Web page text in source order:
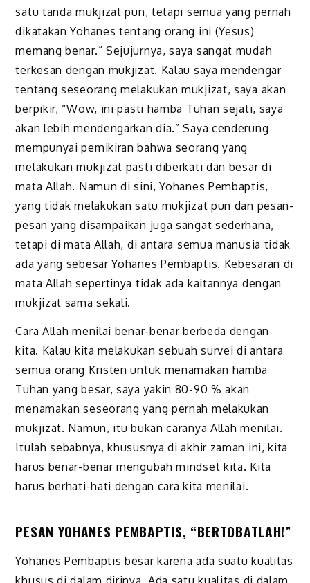
satu tanda mukjizat pun, tetapi semua yang pernah
dikatakan Yohanes tentang orang ini (Yesus)
memang benar.” Sejujurnya, saya sangat mudah
terkesan dengan mukjizat. Kalau saya mendengar
tentang seseorang melakukan mukjizat, saya akan
berpikir, “Wow, ini pasti hamba Tuhan sejati, saya
akan lebih mendengarkan dia.” Saya cenderung
mempunyai pemikiran bahwa seorang yang
melakukan mukjizat pasti diberkati dan besar di
mata Allah. Namun di sini, Yohanes Pembaptis,
yang tidak melakukan satu mukjizat pun dan pesan-
pesan yang disampaikan juga sangat sederhana,
tetapi di mata Allah, di antara semua manusia tidak
ada yang sebesar Yohanes Pembaptis. Kebesaran di
mata Allah sepertinya tidak ada kaitannya dengan
mukjizat sama sekali.
Cara Allah menilai benar-benar berbeda dengan
kita. Kalau kita melakukan sebuah survei di antara
semua orang Kristen untuk menamakan hamba
Tuhan yang besar, saya yakin 80-90 % akan
menamakan seseorang yang pernah melakukan
mukjizat. Namun, itu bukan caranya Allah menilai.
Itulah sebabnya, khususnya di akhir zaman ini, kita
harus benar-benar mengubah mindset kita. Kita
harus berhati-hati dengan cara kita menilai.
PESAN YOHANES PEMBAPTIS, “BERTOBATLAH!”
Yohanes Pembaptis besar karena ada suatu kualitas
khusus di dalam dirinya. Ada satu kualitas di dalam